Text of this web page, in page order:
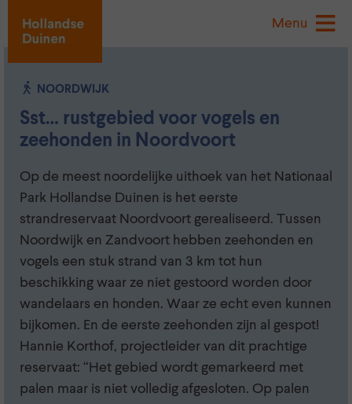
Menu
NOORDWIJK
Sst… rustgebied voor vogels en
zeehonden in Noordvoort
Op de meest noordelijke uithoek van het Nationaal
Park Hollandse Duinen is het eerste
strandreservaat Noordvoort gerealiseerd. Tussen
Noordwijk en Zandvoort hebben zeehonden en
vogels een stuk strand van 3 km tot hun
beschikking waar ze niet gestoord worden door
wandelaars en honden. Waar ze echt even kunnen
bijkomen. En de eerste zeehonden zijn al gespot!
Hannie Korthof, projectleider van dit prachtige
reservaat: “Het gebied wordt gemarkeerd met
palen maar is niet volledig afgesloten. Op palen